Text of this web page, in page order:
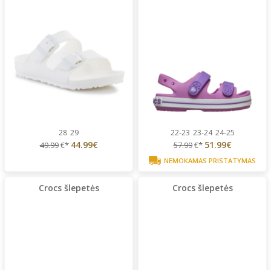
28 29
49.99€* 44.99€
22-23 23-24 24-25
57.99€* 51.99€
NEMOKAMAS PRISTATYMAS
Crocs šlepetės Crocs šlepetės